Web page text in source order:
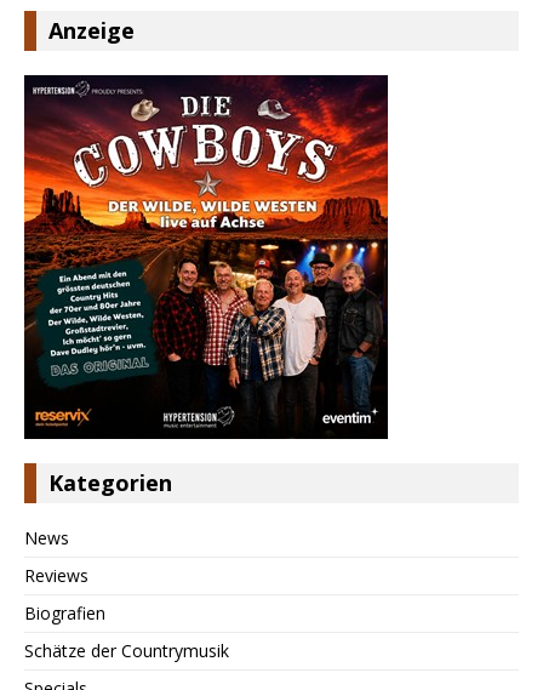
Anzeige
Kategorien
News
Reviews
Biografien
Schätze der Countrymusik